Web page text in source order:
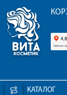
КАТАЛОГ